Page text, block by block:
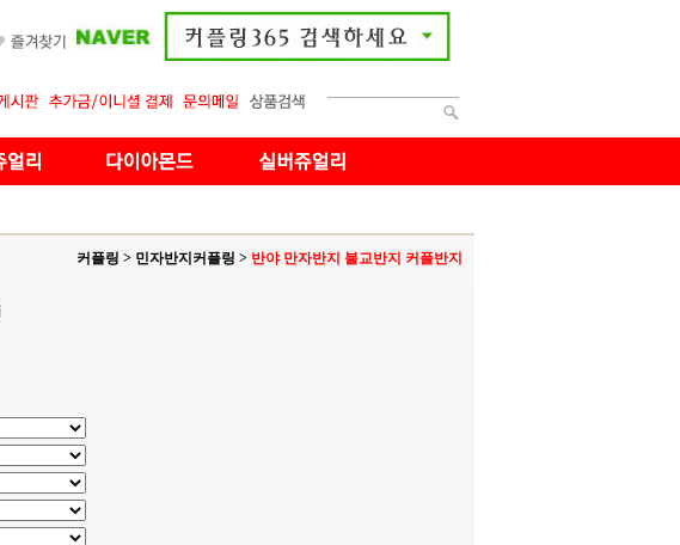
커플링 > 민자반지커플링 > 반야 만자반지 불교반지 커플반지